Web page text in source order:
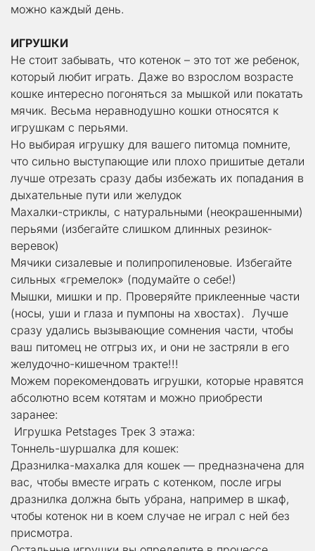
можно каждый день.
ИГРУШКИ
Не стоит забывать, что котенок – это тот же ребенок,
который любит играть. Даже во взрослом возрасте
кошке интересно погоняться за мышкой или покатать
мячик. Весьма неравнодушно кошки относятся к
игрушкам с перьями.
Но выбирая игрушку для вашего питомца помните,
что сильно выступающие или плохо пришитые детали
лучше отрезать сразу дабы избежать их попадания в
дыхательные пути или желудок
Махалки-стриклы, с натуральными (неокрашенными)
перьями (избегайте слишком длинных резинок-
веревок)
Мячики сизалевые и полипропиленовые. Избегайте
сильных «гремелок» (подумайте о себе!)
Мышки, мишки и пр. Проверяйте приклеенные части
(носы, уши и глаза и пумпоны на хвостах).  Лучше
сразу удались вызывающие сомнения части, чтобы
ваш питомец не отгрыз их, и они не застряли в его
желудочно-кишечном тракте!!!
Можем порекомендовать игрушки, которые нравятся
абсолютно всем котятам и можно приобрести
заранее:
Игрушка Petstages Трек 3 этажа:
Тоннель-шуршалка для кошек:
Дразнилка-махалка для кошек — предназначена для
вас, чтобы вместе играть с котенком, после игры
дразнилка должна быть убрана, например в шкаф,
чтобы котенок ни в коем случае не играл с ней без
присмотра.